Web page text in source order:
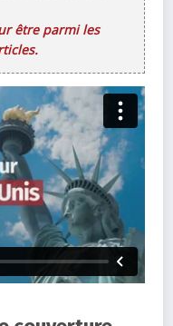
être parmi les